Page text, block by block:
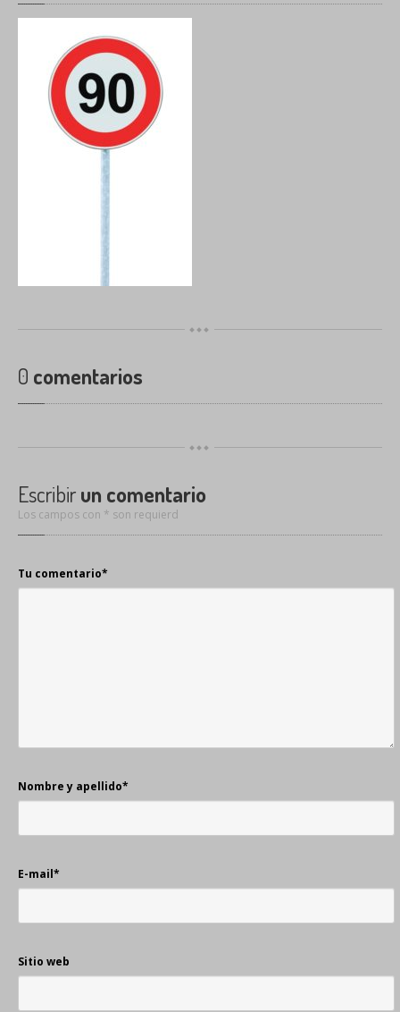
INSTALADOROFICIAL
OCASION
ACTUALIDAD
Artículos
0 comentarios
Escribirun comentario
Los campos con * son requierd
Tu comentario*
Nombre y apellido*
E-mail*
Sitio web